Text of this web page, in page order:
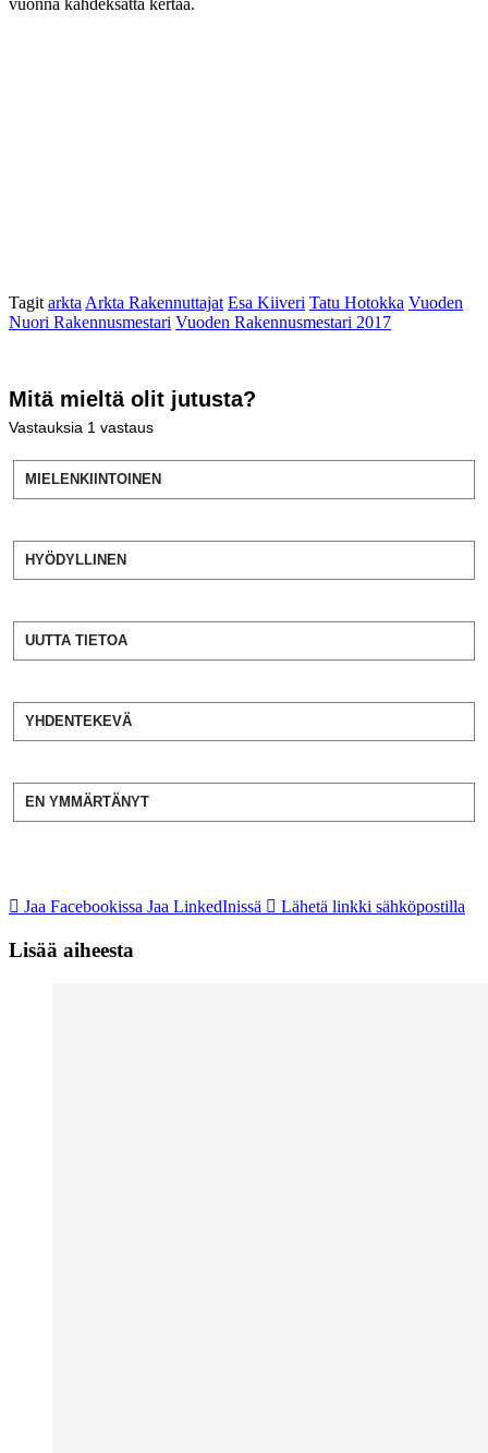
vuonna kahdeksatta kertaa.
Tagit arkta Arkta Rakennuttajat Esa Kiiveri Tatu Hotokka Vuoden
Nuori Rakennusmestari Vuoden Rakennusmestari 2017
Mitä mieltä olit jutusta?
Vastauksia 1 vastaus
MIELENKIINTOINEN
HYÖDYLLINEN
UUTTA TIETOA
YHDENTEKEVÄ
EN YMMÄRTÄNYT
Jaa Facebookissa Jaa LinkedInissä Lähetä linkki sähköpostilla
Lisää aiheesta